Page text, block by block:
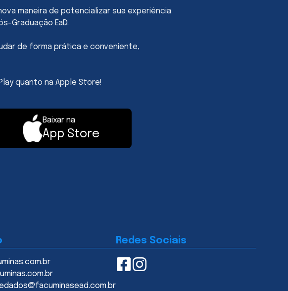
maneira de potencializar sua experiência
Graduação EaD.
de forma prática e conveniente,
quanto na Apple Store!
Baixar na
App Store
Redes Sociais